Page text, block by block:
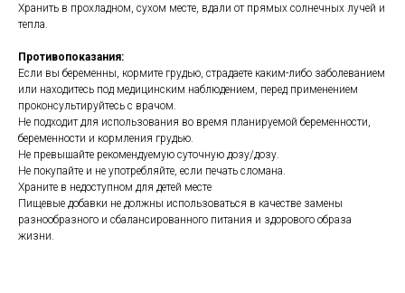
Хранить в прохладном, сухом месте, вдали от прямых солнечных лучей и
тепла.
Противопоказания:
Если вы беременны, кормите грудью, страдаете каким-либо заболеванием
или находитесь под медицинским наблюдением, перед применением
проконсультируйтесь с врачом.
Не подходит для использования во время планируемой беременности,
беременности и кормления грудью.
Не превышайте рекомендуемую суточную дозу/дозу.
Не покупайте и не употребляйте, если печать сломана.
Храните в недоступном для детей месте
Пищевые добавки не должны использоваться в качестве замены
разнообразного и сбалансированного питания и здорового образа
жизни.